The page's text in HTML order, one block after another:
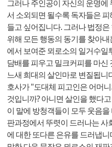
그러나 주인공이 자신의 운명에
서 소외되면 될수록 독자들은
들고 싶어집니다. 그러나 법정
위해 모든 행동의 동기를 찾아
에서 보여준 뫼로소의 일거수
담배를 피우고 밀크커피를 마신
느새 희대의 살인마로 변질됩니
호사가 "도대체 피고인은 어머
것입니까? 아니면 살인을 했다
이 말에 방청객들이 모두 웃음
판과정에서 뚜렷이 드러나는
에 대한 또다른 은유를 드러냅